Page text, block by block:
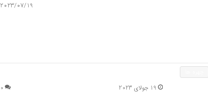
2023/07/19
19 جولای 2023
0